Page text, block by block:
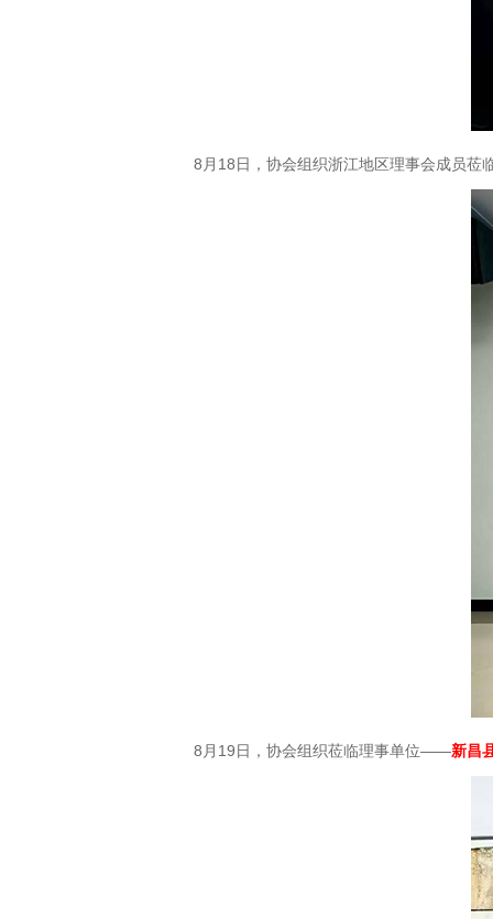
8月18日，协会组织浙江地区理事会成员莅
8月19日，协会组织莅临理事单位——新昌